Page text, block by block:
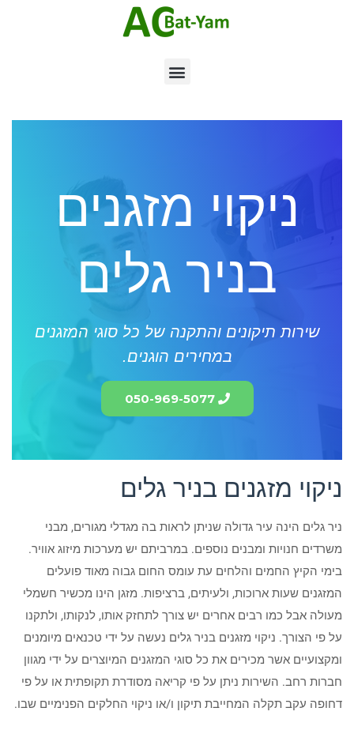
ניקוי מזגנים
בניר גלים
שירות תיקונים והתקנה של כל סוגי המזגנים
במחירים הוגנים.
050-969-5077
ניקוי מזגנים בניר גלים
ניר גלים הינה עיר גדולה שניתן לראות בה מגדלי מגורים, מבני
משרדים חנויות ומבנים נוספים. במרביתם יש מערכות מיזוג אוויר.
בימי הקיץ החמים והלחים עת עומס החום גבוה מאוד פועלים
המזגנים שעות ארוכות, ולעיתים, ברציפות. מזגן הינו מכשיר חשמלי
מעולה אבל כמו רבים אחרים יש צורך לתחזק אותו, לנקותו, ולתקנו
על פי הצורך. ניקוי מזגנים בניר גלים נעשה על ידי טכנאים מיומנים
ומקצועיים אשר מכירים את כל סוגי המזגנים המיוצרים על ידי מגוון
חברות רחב. השירות ניתן על פי קריאה מסודרת תקופתית או על פי
דחופה עקב תקלה המחייבת תיקון ו/או ניקוי החלקים הפנימיים שבו.